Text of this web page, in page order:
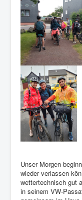
Unser Morgen
wieder verlassen
wettertechnisch gut
in seinem VW-